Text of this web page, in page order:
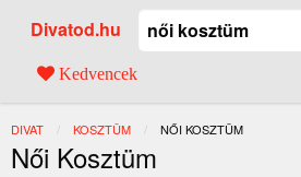
Divatod.hu
Kedvencek
DIVAT KOSZTÜM JELENLEGI:
NŐI KOSZTÜM
Női Kosztüm